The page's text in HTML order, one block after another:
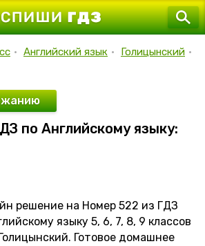
• Английский язык • Голицынский •
по Английскому языку:
решение на Номер 522 из ГДЗ
языку 5, 6, 7, 8, 9 классов
Готовое домашнее